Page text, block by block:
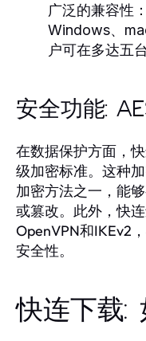
广泛的兼容性：
Windows、
户可在多达五
安全功能:
在数据保护方面，
级加密标准。这种
加密方法之一，能
或篡改。此外，快
OpenVPN和IKEv2
安全性。
快连下载: